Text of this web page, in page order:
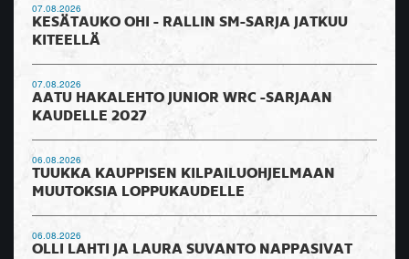
07.08.2026
KESÄTAUKO OHI - RALLIN SM-SARJA JATKUU
KITEELLÄ
07.08.2026
AATU HAKALEHTO JUNIOR WRC -SARJAAN
KAUDELLE 2027
06.08.2026
TUUKKA KAUPPISEN KILPAILUOHJELMAAN
MUUTOKSIA LOPPUKAUDELLE
06.08.2026
OLLI LAHTI JA LAURA SUVANTO NAPPASIVAT